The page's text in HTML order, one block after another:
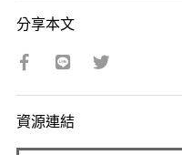
分享本文
資源連結